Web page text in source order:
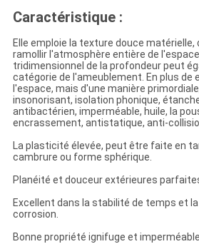
Caractéristique :
Elle emploie la texture douce matérielle,
ramollir l'atmosphère entière de
tridimensionnel de la profondeur peut
catégorie de l'ameublement. En plus de
l'espace, mais d'une manière
insonorisant, isolation phonique,
antibactérien, imperméable, huile, la
encrassement, antistatique, anti-
La plasticité élevée, peut être faite en
cambrure ou forme sphérique.
Planéité et douceur extérieures
Excellent dans la stabilité de temps et
corrosion.
Bonne propriété ignifuge et